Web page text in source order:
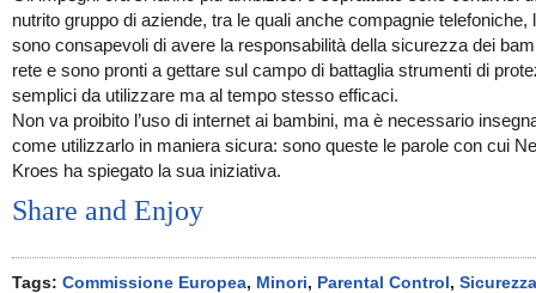
nutrito gruppo di aziende, tra le quali anche compagnie telefoniche,
sono consapevoli di avere la responsabilità della sicurezza dei
rete e sono pronti a gettare sul campo di battaglia strumenti di
semplici da utilizzare ma al tempo stesso efficaci.
Non va proibito l’uso di internet ai bambini, ma è necessario
come utilizzarlo in maniera sicura: sono queste le parole con cui
Kroes ha spiegato la sua iniziativa.
Share and Enjoy
Tags: Commissione Europea, Minori, Parental Control , Sicurezza